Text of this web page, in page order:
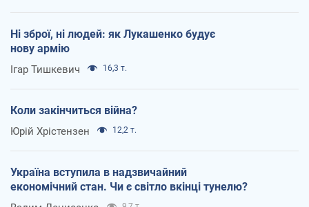
Ні зброї, ні людей: як Лукашенко будує
нову армію
Ігар Тишкевич 16,3 т.
Коли закінчиться війна?
Юрій Хрістензен 12,2 т.
Україна вступила в надзвичайний
економічний стан. Чи є світло вкінці тунелю?